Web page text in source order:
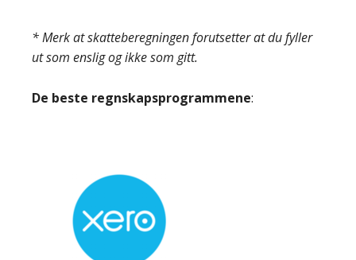
* Merk at skatteberegningen forutsetter at du fyller
ut som enslig og ikke som gitt.
De beste regnskapsprogrammene: